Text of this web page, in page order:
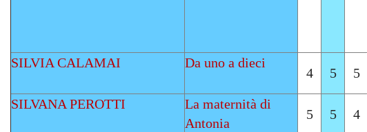
SILVIA CALAMAI Da uno a dieci
4 5 5
SILVANA PEROTTI
La maternità di
Antonia
5 5 4